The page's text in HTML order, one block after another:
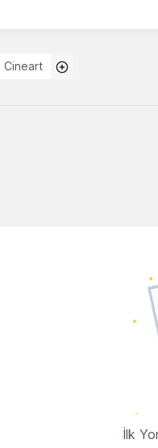
Cineart
İlk